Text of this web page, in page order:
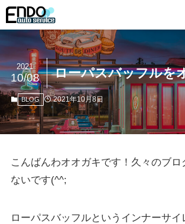
ローパスバッフルを
2021
10/08
BLOG 2021年10月8日
こんばんわオオガキです！久々のブロ
ないです(^^;
ローパスバッフルというインナーサイ